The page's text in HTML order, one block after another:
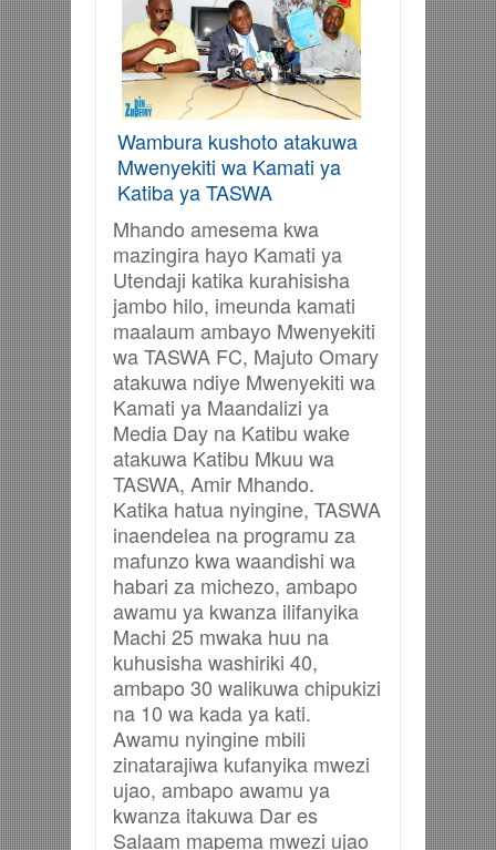
Wambura kushoto atakuwa
Mwenyekiti wa Kamati ya
Katiba ya TASWA
Mhando amesema kwa
mazingira hayo Kamati ya
Utendaji katika kurahisisha
jambo hilo, imeunda kamati
maalaum ambayo Mwenyekiti
wa TASWA FC, Majuto Omary
atakuwa ndiye Mwenyekiti wa
Kamati ya Maandalizi ya
Media Day na Katibu wake
atakuwa Katibu Mkuu wa
TASWA, Amir Mhando.
Katika hatua nyingine, TASWA
inaendelea na programu za
mafunzo kwa waandishi wa
habari za michezo, ambapo
awamu ya kwanza ilifanyika
Machi 25 mwaka huu na
kuhusisha washiriki 40,
ambapo 30 walikuwa chipukizi
na 10 wa kada ya kati.
Awamu nyingine mbili
zinatarajiwa kufanyika mwezi
ujao, ambapo awamu ya
kwanza itakuwa Dar es
Salaam mapema mwezi ujao